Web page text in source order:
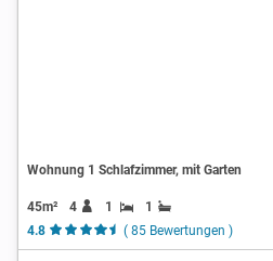
Wohnung 1 Schlafzimmer, mit Garten
45m² 4 1
1
4.8
( 85 Bewertungen )